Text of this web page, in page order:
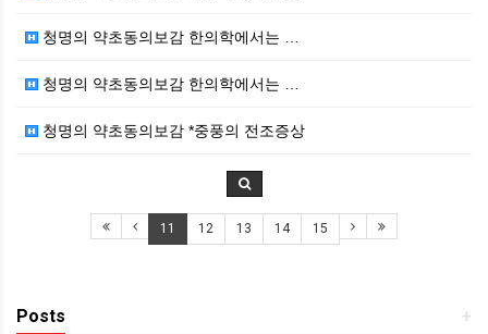
청명의 약초동의보감 한의학에서는 …
청명의 약초동의보감 한의학에서는 …
청명의 약초동의보감 *중풍의 전조증상
11 12 13 14 15
+
Posts